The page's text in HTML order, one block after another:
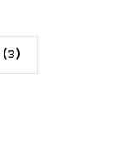
(3)